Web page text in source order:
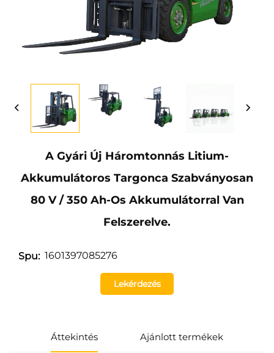
A Gyári Új Háromtonnás Litium-
Akkumulátoros Targonca Szabványosan
80 V / 350 Ah-Os Akkumulátorral Van
Felszerelve.
Spu: 1601397085276
Lekérdezés
Áttekintés Ajánlott termékek